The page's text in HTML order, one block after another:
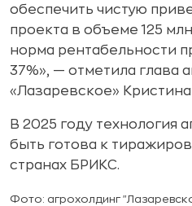
обеспечить чистую
проекта в объеме 125
норма рентабельности
37%», — отметила глава
«Лазаревское»
В 2025 году технология
быть готова к
странах БРИКС.
Фото: агрохолдинг